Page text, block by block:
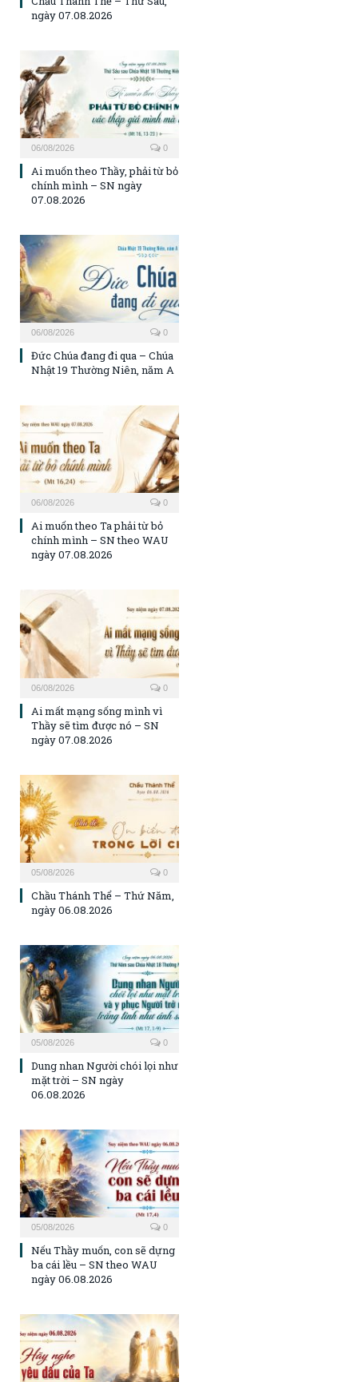
ngày 07.08.2026
06/08/2026 0
Ai muốn theo Thầy, phải từ bỏ
chính mình – SN ngày
07.08.2026
06/08/2026 0
Đức Chúa đang đi qua – Chúa
Nhật 19 Thường Niên, năm A
06/08/2026 0
Ai muốn theo Ta phải từ bỏ
chính mình – SN theo WAU
ngày 07.08.2026
06/08/2026 0
Ai mất mạng sống mình vì
Thầy sẽ tìm được nó – SN
ngày 07.08.2026
05/08/2026 0
Chầu Thánh Thể – Thứ Năm,
ngày 06.08.2026
05/08/2026 0
Dung nhan Người chói lọi như
mặt trời – SN ngày
06.08.2026
05/08/2026 0
Nếu Thầy muốn, con sẽ dựng
ba cái lều – SN theo WAU
ngày 06.08.2026